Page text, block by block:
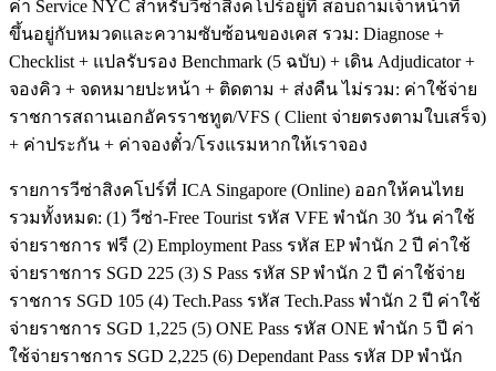
ค่า Service NYC สำหรับวีซ่าสิงคโปร์อยู่ที่ สอบถามเจ้าหน้าที่
ขึ้นอยู่กับหมวดและความซับซ้อนของเคส รวม: Diagnose +
Checklist + แปลรับรอง Benchmark (5 ฉบับ) + เดิน Adjudicator +
จองคิว + จดหมายปะหน้า + ติดตาม + ส่งคืน ไม่รวม: ค่าใช้จ่าย
ราชการสถานเอกอัครราชทูต/VFS ( Client จ่ายตรงตามใบเสร็จ)
+ ค่าประกัน + ค่าจองตั๋ว/โรงแรมหากให้เราจอง
รายการวีซ่าสิงคโปร์ที่ ICA Singapore (Online) ออกให้คนไทย
รวมทั้งหมด: (1) วีซ่า-Free Tourist รหัส VFE พำนัก 30 วัน ค่าใช้
จ่ายราชการ ฟรี (2) Employment Pass รหัส EP พำนัก 2 ปี ค่าใช้
จ่ายราชการ SGD 225 (3) S Pass รหัส SP พำนัก 2 ปี ค่าใช้จ่าย
ราชการ SGD 105 (4) Tech.Pass รหัส Tech.Pass พำนัก 2 ปี ค่าใช้
จ่ายราชการ SGD 1,225 (5) ONE Pass รหัส ONE พำนัก 5 ปี ค่า
ใช้จ่ายราชการ SGD 2,225 (6) Dependant Pass รหัส DP พำนัก